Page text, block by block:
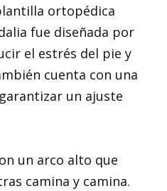
ortopédica
fue diseñada por
el estrés del pie y
cuenta con una
un ajuste
un arco alto que
camina y camina.